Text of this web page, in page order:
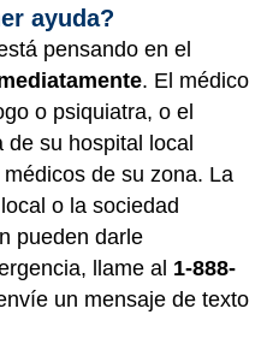
ayuda?
pensando en el
. El médico
o psiquiatra, o el
de su hospital local
de su zona. La
o la sociedad
pueden darle
llame al 1-888-
un mensaje de texto